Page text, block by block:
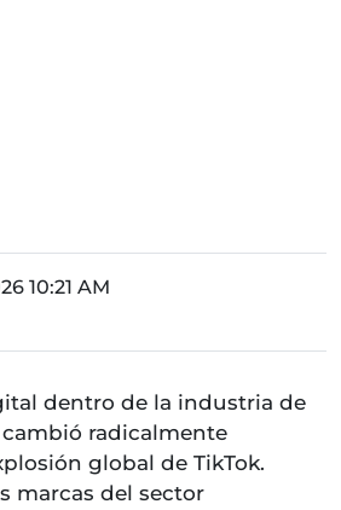
10:21 AM
dentro de la industria de
radicalmente
global de TikTok.
marcas del sector